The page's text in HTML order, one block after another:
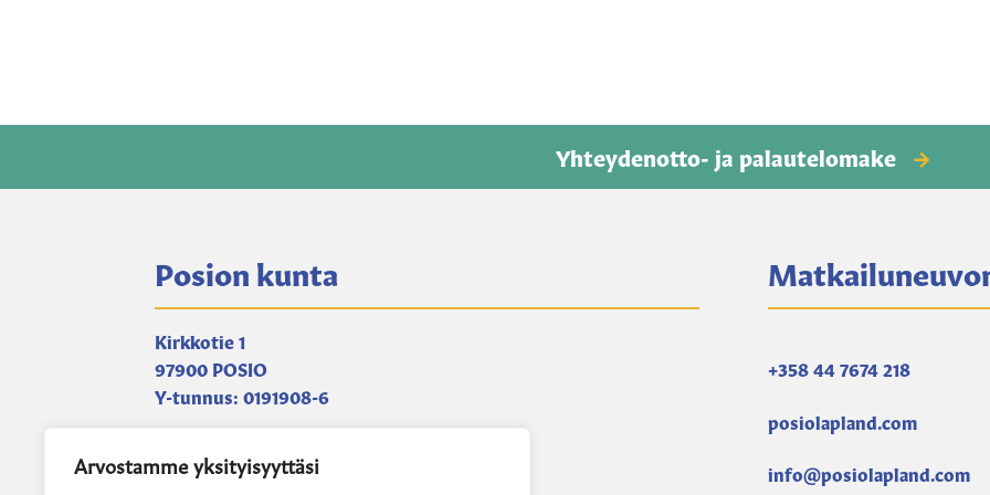
Arvostamme yksityisyyttäsi
Yhteydenotto- ja palautelomake
Posion kunta
Kirkkotie 1
97900 POSIO
Y-tunnus: 0191908-6
+358 44 7674 218
posiolapland.com
info@posiolapland.com